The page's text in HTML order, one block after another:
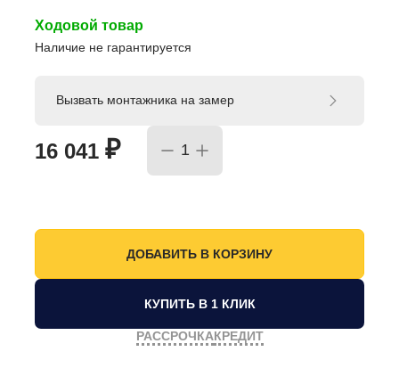
Ходовой товар
Наличие не гарантируется
16 041 ₽
Вызвать монтажника на замер
КУПИТЬ В 1 КЛИК
РАССРОЧКАКРЕДИТ